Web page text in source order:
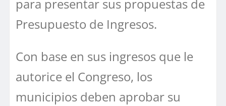
para presentar sus propuestas de
Presupuesto de Ingresos.
Con base en sus ingresos que le
autorice el Congreso, los
municipios deben aprobar su